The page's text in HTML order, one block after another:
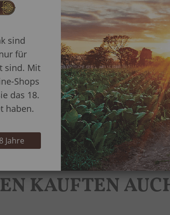
Ringmaß
Rauchertyp
Herstellungsart
KAUFTEN
sind
für
sind. Mit
Shops
das 18.
haben.
Jahre